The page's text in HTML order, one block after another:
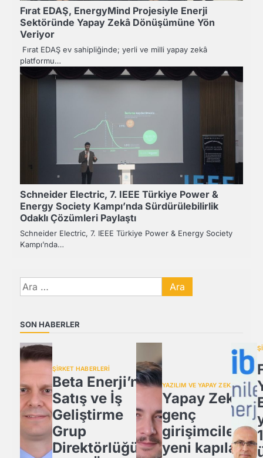
Fırat EDAŞ, EnergyMind Projesiyle Enerji
Sektöründe Yapay Zekâ Dönüşümüne Yön
Veriyor
Fırat EDAŞ ev sahipliğinde; yerli ve milli yapay zekâ
platformu…
Schneider Electric, 7. IEEE Türkiye Power &
Energy Society Kampı’nda Sürdürülebilirlik
Odaklı Çözümleri Paylaştı
Schneider Electric, 7. IEEE Türkiye Power & Energy Society
Kampı’nda…
Arama:
SON HABERLER
ŞİRKET HABERLERİ
Beta Enerji’nin
Satış ve İş
Geliştirme
Grup
Direktörlüğü’ne
YAZILIM VE YAPAY ZEKA
Yapay Zeka,
genç
girişimcilere
yeni kapılar